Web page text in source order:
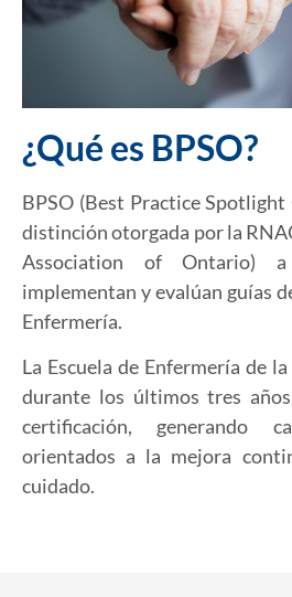
¿Qué es BPSO?
BPSO (Best Practice
distinción otorgada por la
Association of Ontario)
implementan y evalúan guías
Enfermería.
La Escuela de Enfermería de
durante los últimos tres
certificación, generando
orientados a la mejora
cuidado.